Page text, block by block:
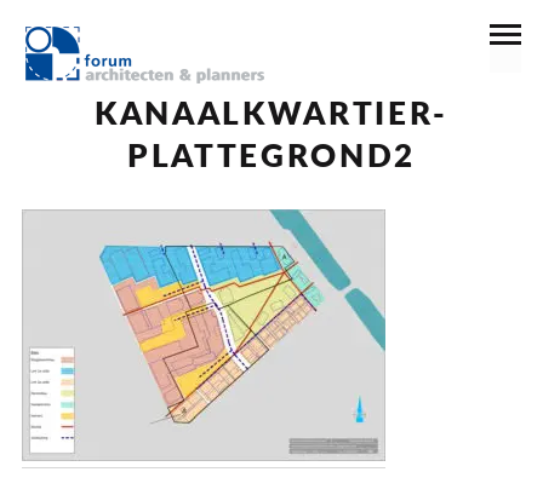
KANAALKWARTIER-
PLATTEGROND2